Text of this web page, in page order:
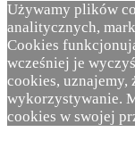
Używamy plików
analitycznych,
Cookies
wcześniej je
cookies, uznajemy,
wykorzystywanie.
cookies w swojej